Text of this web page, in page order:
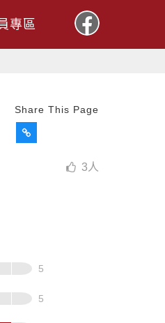
專區
Share This Page
3 人